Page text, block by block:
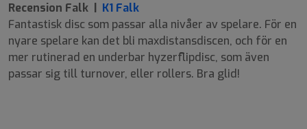
Recension Falk | K1 Falk
Fantastisk disc som passar alla nivåer av spelare. För en
nyare spelare kan det bli maxdistansdiscen, och för en
mer rutinerad en underbar hyzerflipdisc, som även
passar sig till turnover, eller rollers. Bra glid!